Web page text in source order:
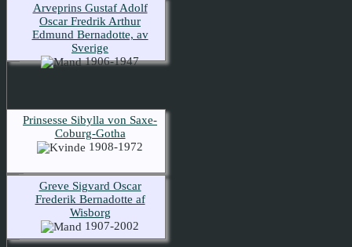
Arveprins Gustaf Adolf
Oscar Fredrik Arthur
Edmund Bernadotte, av
Sverige
1906-1947
Prinsesse Sibylla von Saxe-
Coburg-Gotha
1908-1972
Greve Sigvard Oscar
Frederik Bernadotte af
Wisborg
1907-2002